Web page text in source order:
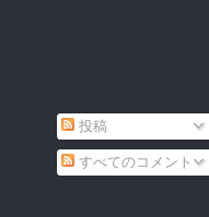
投稿
すべてのコメント